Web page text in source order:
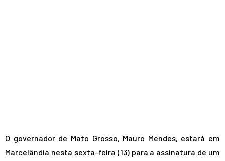
O governador de Mato Grosso, Mauro Mendes, estará em
Marcelândia nesta sexta-feira (13) para a assinatura de um